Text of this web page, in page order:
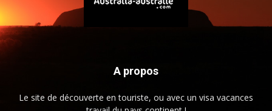
A propos
Le site de découverte en touriste, ou avec un visa vacances